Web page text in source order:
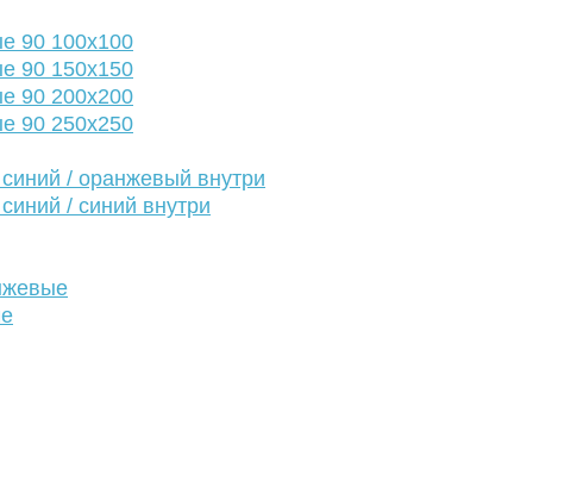
90 100х100
90 150х150
90 200х200
90 250х250
/ оранжевый внутри
/ синий внутри